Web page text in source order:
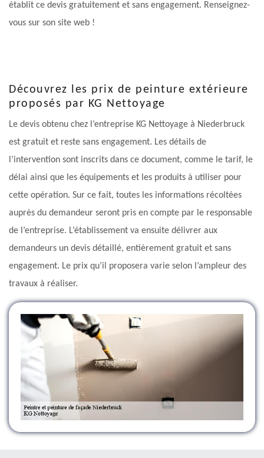
établit ce devis gratuitement et sans engagement. Renseignez-
vous sur son site web !
Découvrez les prix de peinture extérieure
proposés par KG Nettoyage
Le devis obtenu chez l’entreprise KG Nettoyage à Niederbruck
est gratuit et reste sans engagement. Les détails de
l’intervention sont inscrits dans ce document, comme le tarif, le
délai ainsi que les équipements et les produits à utiliser pour
cette opération. Sur ce fait, toutes les informations récoltées
auprès du demandeur seront pris en compte par le responsable
de l’entreprise. L’établissement va ensuite délivrer aux
demandeurs un devis détaillé, entièrement gratuit et sans
engagement. Le prix qu’il proposera varie selon l’ampleur des
travaux à réaliser.